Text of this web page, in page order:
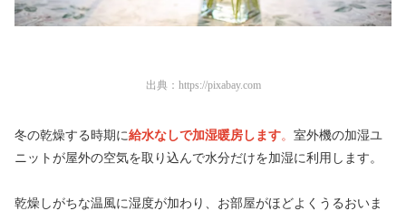
出典： https://pixabay.com
冬の乾燥する時期に給水なしで加湿暖房します。 室外機の加湿ユ
ニットが屋外の空気を取り込んで水分だけを加湿に利用します。
乾燥しがちな温風に湿度が加わり、お部屋がほどよくうるおいま